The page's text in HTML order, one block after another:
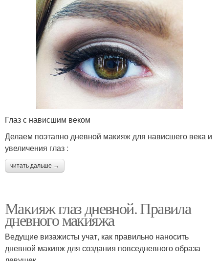
Глаз с нависшим веком
Делаем поэтапно дневной макияж для нависшего века и
увеличения глаз :
читать дальше →
Макияж глаз дневной. Правила
дневного макияжа
Ведущие визажисты учат, как правильно наносить
дневной макияж для создания повседневного образа